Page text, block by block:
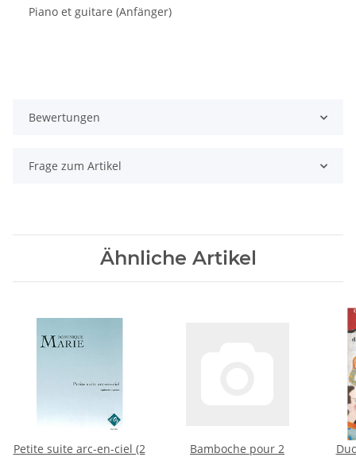
Piano et guitare (Anfänger)
Bewertungen
Frage zum Artikel
Ähnliche Artikel
Petite suite arc-en-ciel (2
Bamboche pour 2